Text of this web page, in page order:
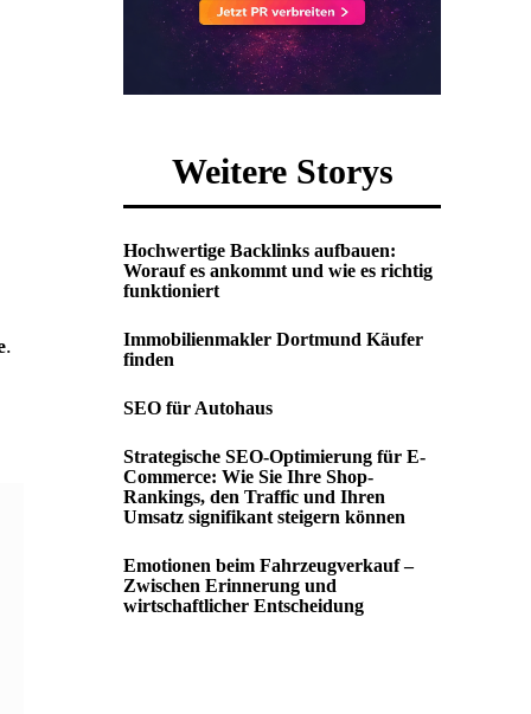
.
Weitere Storys
Hochwertige Backlinks aufbauen:
Worauf es ankommt und wie es richtig
funktioniert
Immobilienmakler Dortmund Käufer
finden
SEO für Autohaus
Strategische SEO-Optimierung für E-
Commerce: Wie Sie Ihre Shop-
Rankings, den Traffic und Ihren
Umsatz signifikant steigern können
Emotionen beim Fahrzeugverkauf –
Zwischen Erinnerung und
wirtschaftlicher Entscheidung